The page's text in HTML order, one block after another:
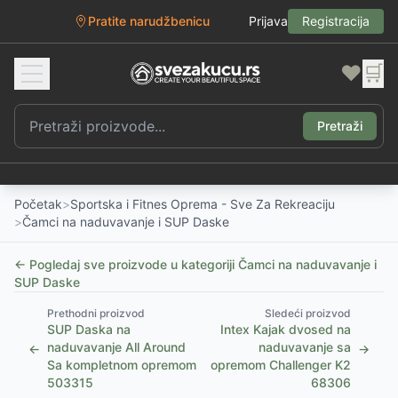
Pratite narudžbenicu Prijava Registracija
❤️ 🛒
Pretraži
Početak>Sportska i Fitnes Oprema - Sve Za Rekreaciju
>Čamci na naduvavanje i SUP Daske
← Pogledaj sve proizvode u kategoriji Čamci na naduvavanje i
SUP Daske
←
Prethodni proizvod
SUP Daska na
naduvavanje All Around
Sa kompletnom opremom
503315
Sledeći proizvod
Intex Kajak dvosed na
naduvavanje sa
opremom Challenger K2
68306
→